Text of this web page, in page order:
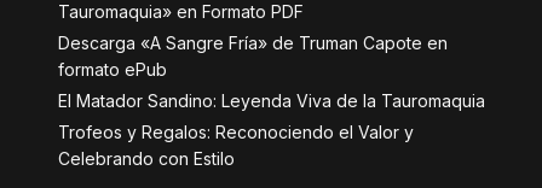
Tauromaquia» en Formato PDF
Descarga «A Sangre Fría» de Truman Capote en
formato ePub
El Matador Sandino: Leyenda Viva de la Tauromaquia
Trofeos y Regalos: Reconociendo el Valor y
Celebrando con Estilo